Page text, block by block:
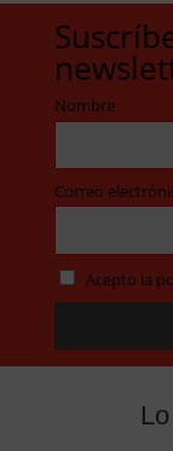
Nombre
Correo
Acepto la